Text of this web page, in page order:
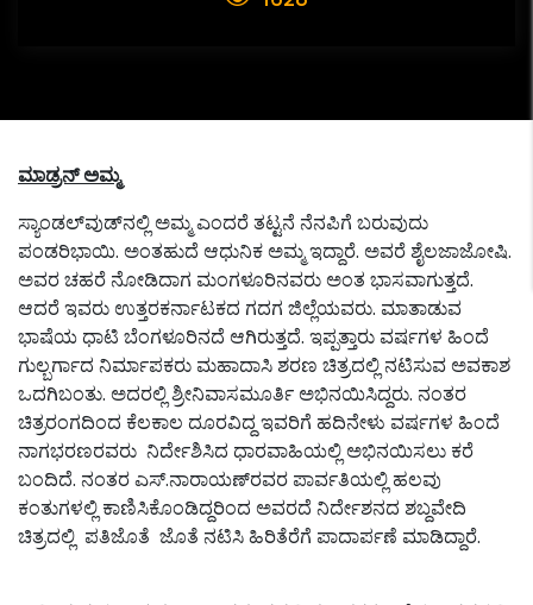
ಮಾಡ್ರನ್ ಅಮ್ಮ
ಸ್ಯಾಂಡಲ್‌ವುಡ್‌ನಲ್ಲಿ ಅಮ್ಮ ಎಂದರೆ ತಟ್ಟನೆ ನೆನಪಿಗೆ ಬರುವುದು
ಪಂಡರಿಭಾಯಿ. ಅಂತಹುದೆ ಆಧುನಿಕ ಅಮ್ಮ ಇದ್ದಾರೆ. ಅವರೆ ಶೈಲಜಾಜೋಷಿ.
ಅವರ ಚಹರೆ ನೋಡಿದಾಗ ಮಂಗಳೂರಿನವರು ಅಂತ ಭಾಸವಾಗುತ್ತದೆ.
ಆದರೆ ಇವರು ಉತ್ತರಕರ್ನಾಟಕದ ಗದಗ ಜಿಲ್ಲೆಯವರು. ಮಾತಾಡುವ
ಭಾಷೆಯ ಧಾಟಿ ಬೆಂಗಳೂರಿನದೆ ಆಗಿರುತ್ತದೆ. ಇಪ್ಪತ್ತಾರು ವರ್ಷಗಳ ಹಿಂದೆ
ಗುಲ್ಬರ್ಗಾದ ನಿರ್ಮಾಪಕರು ಮಹಾದಾಸಿ ಶರಣ ಚಿತ್ರದಲ್ಲಿ ನಟಿಸುವ ಅವಕಾಶ
ಒದಗಿಬಂತು. ಅದರಲ್ಲಿ ಶ್ರೀನಿವಾಸಮೂರ್ತಿ ಅಭಿನಯಿಸಿದ್ದರು. ನಂತರ
ಚಿತ್ರರಂಗದಿಂದ ಕೆಲಕಾಲ ದೂರವಿದ್ದ ಇವರಿಗೆ ಹದಿನೇಳು ವರ್ಷಗಳ ಹಿಂದೆ
ನಾಗಭರಣರವರು ನಿರ್ದೇಶಿಸಿದ ಧಾರವಾಹಿಯಲ್ಲಿ ಅಭಿನಯಿಸಲು ಕರೆ
ಬಂದಿದೆ. ನಂತರ ಎಸ್.ನಾರಾಯಣ್‌ರವರ ಪಾರ್ವತಿಯಲ್ಲಿ ಹಲವು
ಕಂತುಗಳಲ್ಲಿ ಕಾಣಿಸಿಕೊಂಡಿದ್ದರಿಂದ ಅವರದೆ ನಿರ್ದೇಶನದ ಶಬ್ದವೇದಿ
ಚಿತ್ರದಲ್ಲಿ ಪತಿಜೊತೆ ಜೊತೆ ನಟಿಸಿ ಹಿರಿತೆರೆಗೆ ಪಾದಾರ್ಪಣೆ ಮಾಡಿದ್ದಾರೆ.